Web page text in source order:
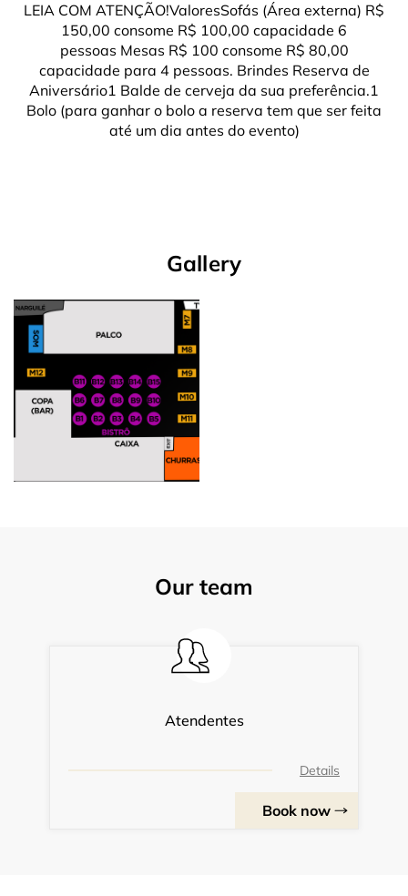
LEIA COM ATENÇÃO!ValoresSofás (Área externa) R$
150,00 consome R$ 100,00 capacidade 6
pessoas Mesas R$ 100 consome R$ 80,00
capacidade para 4 pessoas. Brindes Reserva de
Aniversário1 Balde de cerveja da sua preferência.1
Bolo (para ganhar o bolo a reserva tem que ser feita
até um dia antes do evento)
Gallery
Our team
Atendentes
Details
Book now